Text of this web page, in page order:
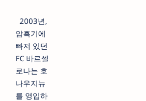
2003년,
암흑기에
빠져 있던
FC 바르셀
로나는 호
나우지뉴
를 영입하